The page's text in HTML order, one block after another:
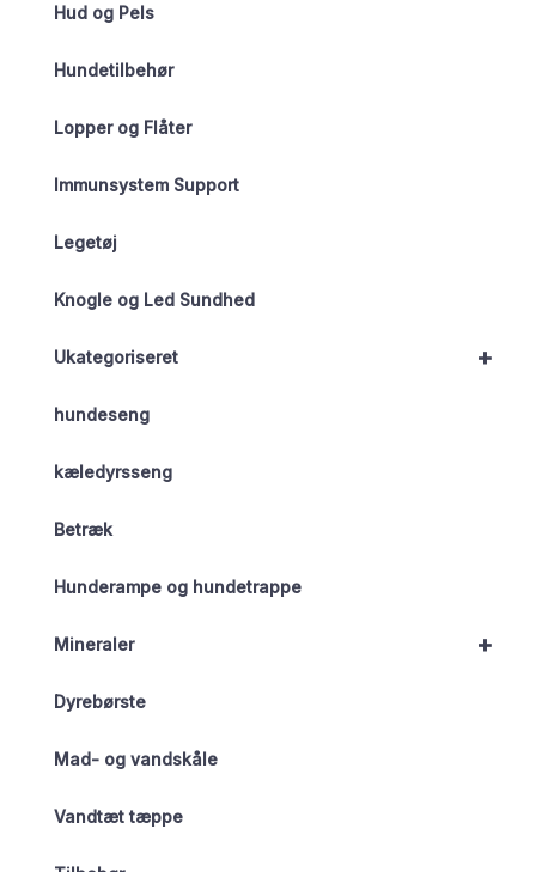
Hud og Pels
Hundetilbehør
Lopper og Flåter
Immunsystem Support
Legetøj
Knogle og Led Sundhed
+
Ukategoriseret
hundeseng
kæledyrsseng
Betræk
Hunderampe og hundetrappe
+
Mineraler
Dyrebørste
Mad- og vandskåle
Vandtæt tæppe